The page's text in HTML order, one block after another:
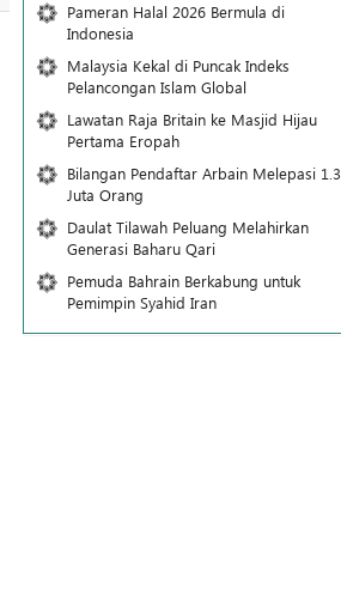
Pameran Halal 2026 Bermula di
Indonesia
Malaysia Kekal di Puncak Indeks
Pelancongan Islam Global
Lawatan Raja Britain ke Masjid Hijau
Pertama Eropah
Bilangan Pendaftar Arbain Melepasi 1.3
Juta Orang
Daulat Tilawah Peluang Melahirkan
Generasi Baharu Qari
Pemuda Bahrain Berkabung untuk
Pemimpin Syahid Iran